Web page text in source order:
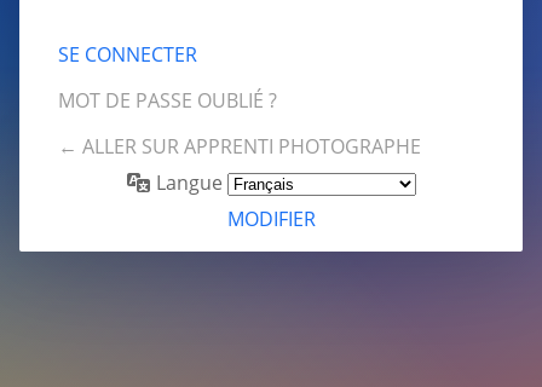
MOT DE PASSE OUBLIÉ ?
← ALLER SUR APPRENTI PHOTOGRAPHE
Langue